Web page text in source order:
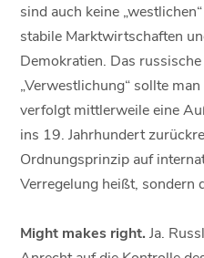
sind auch keine
stabile Marktwirtschaften
Demokratien. Das
„Verwestlichung“ sollte
verfolgt mittlerweile eine
ins 19. Jahrhundert
Ordnungsprinzip auf
Verregelung heißt, sondern
Might makes right. Ja.